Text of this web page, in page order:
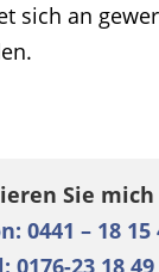
sich an
Sie
0441 – 18 15
0176-23 18 49